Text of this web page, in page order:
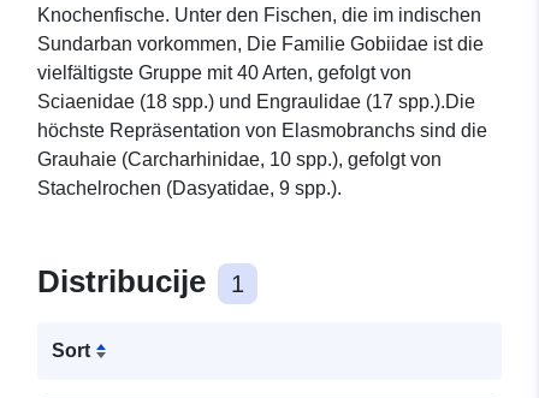
Knochenfische. Unter den Fischen, die im indischen
Sundarban vorkommen, Die Familie Gobiidae ist die
vielfältigste Gruppe mit 40 Arten, gefolgt von
Sciaenidae (18 spp.) und Engraulidae (17 spp.).Die
höchste Repräsentation von Elasmobranchs sind die
Grauhaie (Carcharhinidae, 10 spp.), gefolgt von
Stachelrochen (Dasyatidae, 9 spp.).
Distribucije 1
Sort